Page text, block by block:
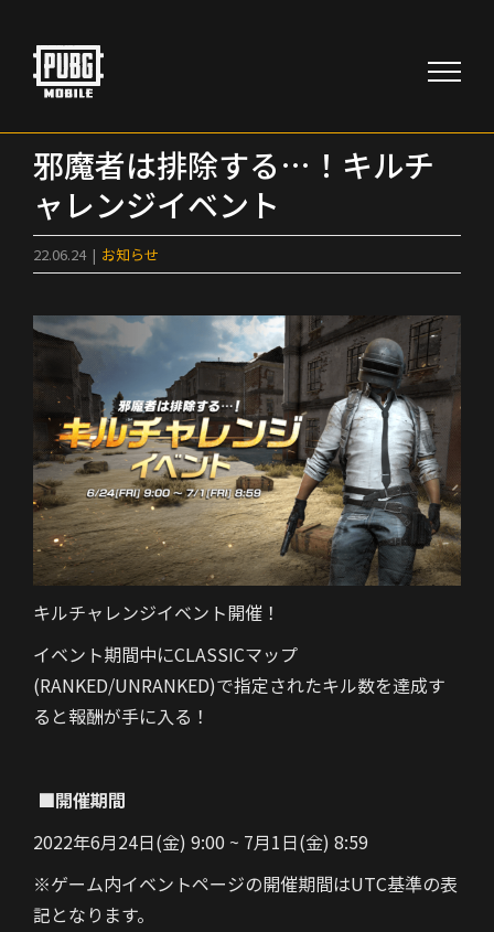
content
邪魔者は排除する…！キルチ
ャレンジイベント
22.06.24 | お知らせ
キルチャレンジイベント開催！
イベント期間中にCLASSICマップ
(RANKED/UNRANKED)で指定されたキル数を達成す
ると報酬が手に入る！
■開催期間
2022年6月24日(金) 9:00 ~ 7月1日(金) 8:59
※ゲーム内イベントページの開催期間はUTC基準の表
記となります。